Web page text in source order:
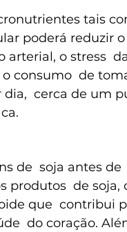
tais
poderá reduzir o
arterial, o stress
consumo  de
cerca de um
de  soja antes de
produtos  de soja,
que  contribui
do coração.